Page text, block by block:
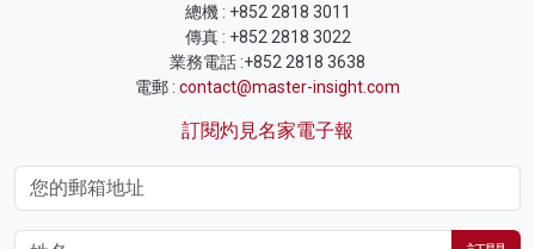
總機 : +852 2818 3011
傳真 : +852 2818 3022
業務電話 :+852 2818 3638
電郵 : contact@master-insight.com
訂閱灼見名家電子報